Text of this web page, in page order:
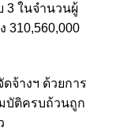
3 ในจำนวนผู้
310,560,000
จ้างฯ ด้วยการ
บัติครบถ้วนถูก